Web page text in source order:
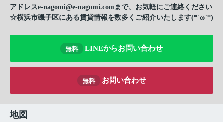
アドレスe-nagomi@e-nagomi.comまで、お気軽にご連絡ください
☆横浜市磯子区にある賃貸情報を数多くご紹介いたします(*´ω`*)
無料 LINEからお問い合わせ
無料 お問い合わせ
地図